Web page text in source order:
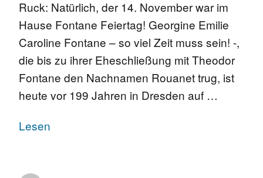
Ruck: Natürlich, der 14. November war im
Hause Fontane Feiertag! Georgine Emilie
Caroline Fontane – so viel Zeit muss sein! -,
die bis zu ihrer Eheschließung mit Theodor
Fontane den Nachnamen Rouanet trug, ist
heute vor 199 Jahren in Dresden auf …
Lesen